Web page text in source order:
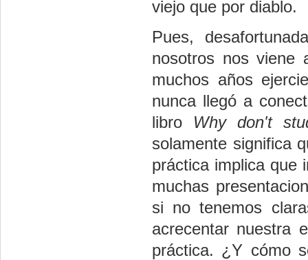
viejo que por diablo.
Pues,
nosotros nos viene
muchos años
nunca llegó a
libro Why don't
solamente significa
práctica implica que
muchas
si no tenemos
acrecentar nuestra
práctica. ¿Y cómo